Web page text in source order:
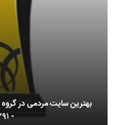
بهترین سایت مردمی در
- ۱۳۹۱